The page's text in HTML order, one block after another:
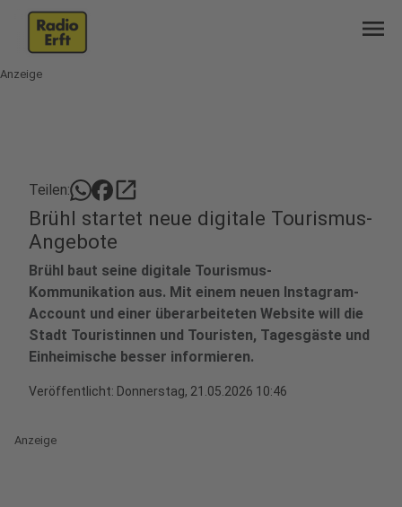
menu
Anzeige
Teilen: open_in_new
Brühl startet neue digitale Tourismus-
Angebote
Brühl baut seine digitale Tourismus-
Kommunikation aus. Mit einem neuen Instagram-
Account und einer überarbeiteten Website will die
Stadt Touristinnen und Touristen, Tagesgäste und
Einheimische besser informieren.
Veröffentlicht: Donnerstag, 21.05.2026 10:46
Anzeige